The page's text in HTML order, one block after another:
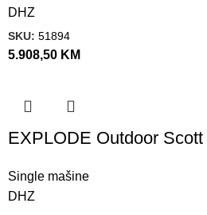
DHZ
SKU: 51894
5.908,50 KM
EXPLODE Outdoor
Single mašine
DHZ